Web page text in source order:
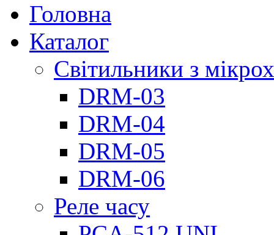
Головна
Каталог
Світильники з
DRM-03
DRM-04
DRM-05
DRM-06
Реле часу